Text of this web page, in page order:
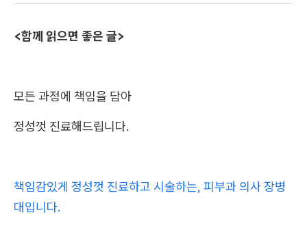
<함께 읽으면 좋은 글>
모든 과정에 책임을 담아
정성껏 진료해드립니다.
책임감있게 정성껏 진료하고 시술하는, 피부과 의사 장병
대입니다.